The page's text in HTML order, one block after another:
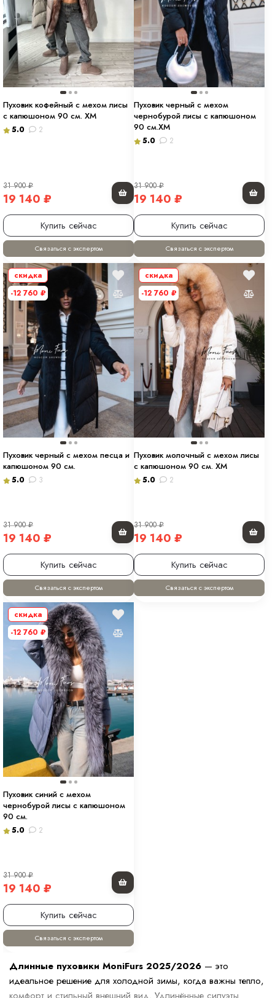
Пуховик кофейный с мехом лисы
с капюшоном 90 см. ХМ
5.0 2
31 900₽
19 140 ₽
Купить сейчас
Связаться с экспертом
Пуховик черный с мехом
чернобурой лисы с капюшоном
90 см.ХМ
5.0 2
31 900₽
19 140 ₽
Купить сейчас
Связаться с экспертом
скидка
-12 760 ₽
Пуховик черный с мехом песца и
капюшоном 90 см.
5.0 3
31 900₽
19 140 ₽
Купить сейчас
Связаться с экспертом
скидка
-12 760 ₽
Пуховик молочный с мехом лисы
с капюшоном 90 см. ХМ
5.0 2
31 900₽
19 140 ₽
Купить сейчас
Связаться с экспертом
скидка
-12 760 ₽
Пуховик синий с мехом
чернобурой лисы с капюшоном
90 см.
5.0 2
31 900₽
19 140 ₽
Купить сейчас
Связаться с экспертом
Длинные пуховики MoniFurs 2025/2026 — это
идеальное решение для холодной зимы, когда важны тепло,